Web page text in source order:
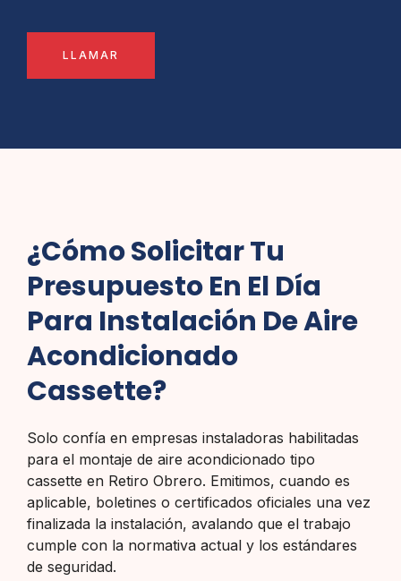
LLAMAR
¿Cómo Solicitar Tu
Presupuesto En El Día
Para Instalación De Aire
Acondicionado
Cassette?
Solo confía en empresas instaladoras habilitadas
para el montaje de aire acondicionado tipo
cassette en Retiro Obrero. Emitimos, cuando es
aplicable, boletines o certificados oficiales una vez
finalizada la instalación, avalando que el trabajo
cumple con la normativa actual y los estándares
de seguridad.